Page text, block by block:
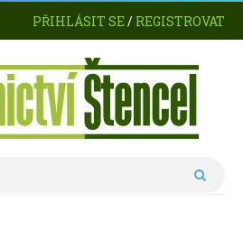
PŘIHLÁSIT SE/ REGISTROVAT